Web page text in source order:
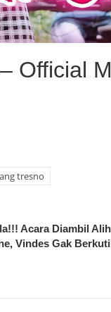
Official
tresno
Acara Diambil
Vindes Gak